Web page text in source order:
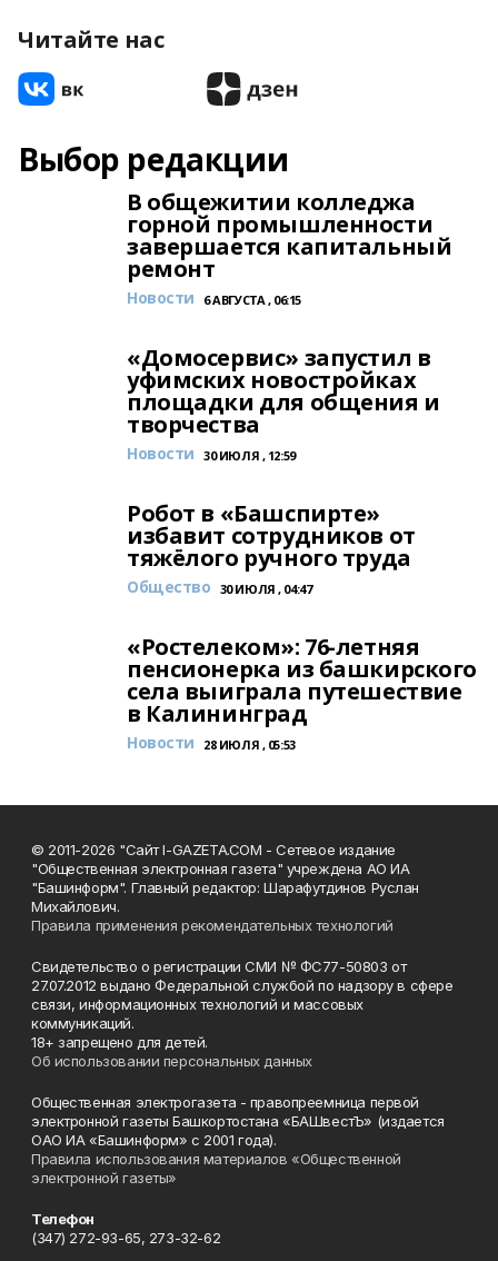
Читайте нас
Выбор редакции
В общежитии колледжа
горной промышленности
завершается капитальный
ремонт
Новости 6 АВГУСТА , 06:15
«Домосервис» запустил в
уфимских новостройках
площадки для общения и
творчества
Новости 30 ИЮЛЯ , 12:59
Робот в «Башспирте»
избавит сотрудников от
тяжёлого ручного труда
Общество 30 ИЮЛЯ , 04:47
«Ростелеком»: 76-летняя
пенсионерка из башкирского
села выиграла путешествие
в Калининград
Новости 28 ИЮЛЯ , 05:53
© 2011-2026 "Сайт I-GAZETA.COM - Сетевое издание
"Общественная электронная газета" учреждена АО ИА
"Башинформ". Главный редактор: Шарафутдинов Руслан
Михайлович.
Правила применения рекомендательных технологий
Свидетельство о регистрации СМИ № ФС77-50803 от
27.07.2012 выдано Федеральной службой по надзору в сфере
связи, информационных технологий и массовых
коммуникаций.
18+ запрещено для детей.
Об использовании персональных данных
Общественная электрогазета - правопреемница первой
электронной газеты Башкортостана «БАШвестЪ» (издается
ОАО ИА «Башинформ» с 2001 года).
Правила использования материалов «Общественной
электронной газеты»
Телефон
(347) 272-93-65, 273-32-62